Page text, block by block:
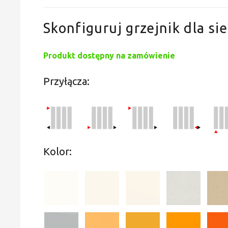
Skonfiguruj grzejnik dla
Produkt dostępny na zamówienie
Przyłącza:
Kolor: